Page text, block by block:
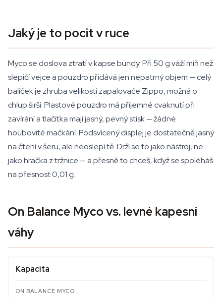
Jaký je to pocit v ruce
Myco se doslova ztratí v kapse bundy. Při 50 g váží míň než
slepičí vejce a pouzdro přidává jen nepatrný objem — celý
balíček je zhruba velikosti zapalovače Zippo, možná o
chlup širší. Plastové pouzdro má příjemné cvaknutí při
zavírání a tlačítka mají jasný, pevný stisk — žádné
houbovité mačkání. Podsvícený displej je dostatečně jasný
na čtení v šeru, ale neoslepí tě. Drží se to jako nástroj, ne
jako hračka z tržnice — a přesně to chceš, když se spoléháš
na přesnost 0,01 g.
On Balance Myco vs. levné kapesní
váhy
Kapacita